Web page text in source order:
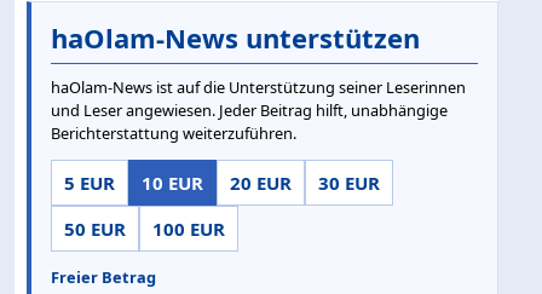
haOlam-News unterstützen
haOlam-News ist auf die Unterstützung seiner Leserinnen
und Leser angewiesen. Jeder Beitrag hilft, unabhängige
Berichterstattung weiterzuführen.
5 EUR 10 EUR 20 EUR
30 EUR
50 EUR
100 EUR
Freier Betrag